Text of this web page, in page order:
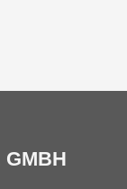
GMBH